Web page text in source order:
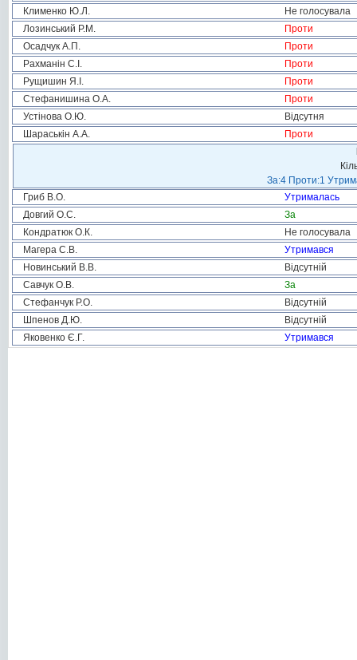
Клименко Ю.Л.
Не голосувала
Лозинський Р.М.
Проти
Осадчук А.П.
Проти
Рахманін С.І.
Проти
Рущишин Я.І.
Проти
Стефанишина О.А.
Проти
Устінова О.Ю.
Відсутня
Шараськін А.А.
Проти
За:4 Проти:1
Гриб В.О.
Утрималась
Довгий О.С.
За
Кондратюк О.К.
Не голосувала
Магера С.В.
Утримався
Новинський В.В.
Відсутній
Савчук О.В.
За
Стефанчук Р.О.
Відсутній
Шпенов Д.Ю.
Відсутній
Яковенко Є.Г.
Утримався